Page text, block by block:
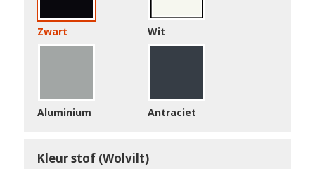
Zwart Wit
Aluminium Antraciet
Kleur stof (Wolvilt)